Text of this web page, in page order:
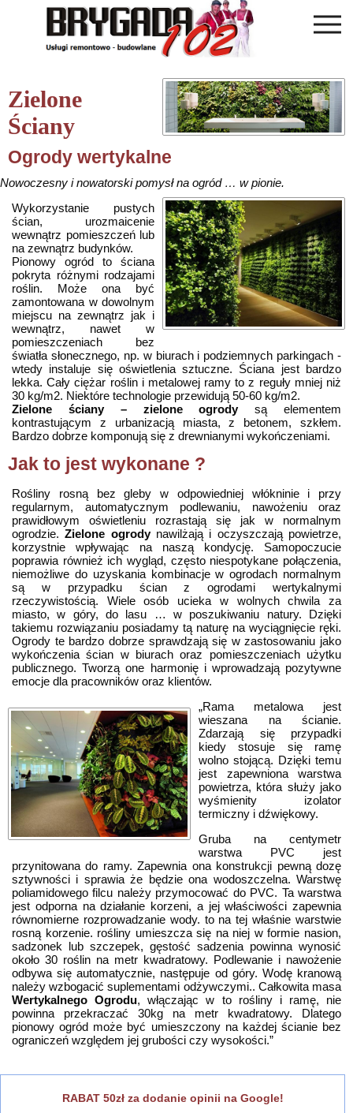
RABAT 50zł za dodanie opinii na Google!
Zielone
Ściany
Ogrody wertykalne
Nowoczesny i nowatorski pomysł na ogród … w pionie.
Wykorzystanie pustych
ścian, urozmaicenie
wewnątrz pomieszczeń lub
na zewnątrz budynków.
Pionowy ogród to ściana
pokryta różnymi rodzajami
roślin. Może ona być
zamontowana w dowolnym
miejscu na zewnątrz jak i
wewnątrz, nawet w
pomieszczeniach bez
światła słonecznego, np. w biurach i podziemnych parkingach -
wtedy instaluje się oświetlenia sztuczne. Ściana jest bardzo
lekka. Cały ciężar roślin i metalowej ramy to z reguły mniej niż
30 kg/m2. Niektóre technologie przewidują 50-60 kg/m2.
Zielone ściany – zielone ogrodysą elementem
kontrastującym z urbanizacją miasta, z betonem, szkłem.
Bardzo dobrze komponują się z drewnianymi wykończeniami.
Jak to jest wykonane ?
Rośliny rosną bez gleby w odpowiedniej włókninie i przy
regularnym, automatycznym podlewaniu, nawożeniu oraz
prawidłowym oświetleniu rozrastają się jak w normalnym
ogrodzie.Zielone ogrodynawilżają i oczyszczają powietrze,
korzystnie wpływając na naszą kondycję. Samopoczucie
poprawia również ich wygląd, często niespotykane połączenia,
niemożliwe do uzyskania kombinacje w ogrodach normalnym
są w przypadku ścian z ogrodami wertykalnymi
rzeczywistością. Wiele osób ucieka w wolnych chwila za
miasto, w góry, do lasu … w poszukiwaniu natury. Dzięki
takiemu rozwiązaniu posiadamy tą naturę na wyciągnięcie ręki.
Ogrody te bardzo dobrze sprawdzają się w zastosowaniu jako
wykończenia ścian w biurach oraz pomieszczeniach użytku
publicznego. Tworzą one harmonię i wprowadzają pozytywne
emocje dla pracowników oraz klientów.
„Rama metalowa jest
wieszana na ścianie.
Zdarzają się przypadki
kiedy stosuje się ramę
wolno stojącą. Dzięki temu
jest zapewniona warstwa
powietrza, która służy jako
wyśmienity izolator
termiczny i dźwiękowy.
Gruba na centymetr
warstwa PVC jest
przynitowana do ramy. Zapewnia ona konstrukcji pewną dozę
sztywności i sprawia że będzie ona wodoszczelna. Warstwę
poliamidowego filcu należy przymocować do PVC. Ta warstwa
jest odporna na działanie korzeni, a jej właściwości zapewnia
równomierne rozprowadzanie wody. to na tej właśnie warstwie
rosną korzenie. rośliny umieszcza się na niej w formie nasion,
sadzonek lub szczepek, gęstość sadzenia powinna wynosić
około 30 roślin na metr kwadratowy. Podlewanie i nawożenie
odbywa się automatycznie, następuje od góry. Wodę kranową
należy wzbogacić suplementami odżywczymi.. Całkowita masa
Wertykalnego Ogrodu, włączając w to rośliny i ramę, nie
powinna przekraczać 30kg na metr kwadratowy. Dlatego
pionowy ogród może być umieszczony na każdej ścianie bez
ograniczeń względem jej grubości czy wysokości.”